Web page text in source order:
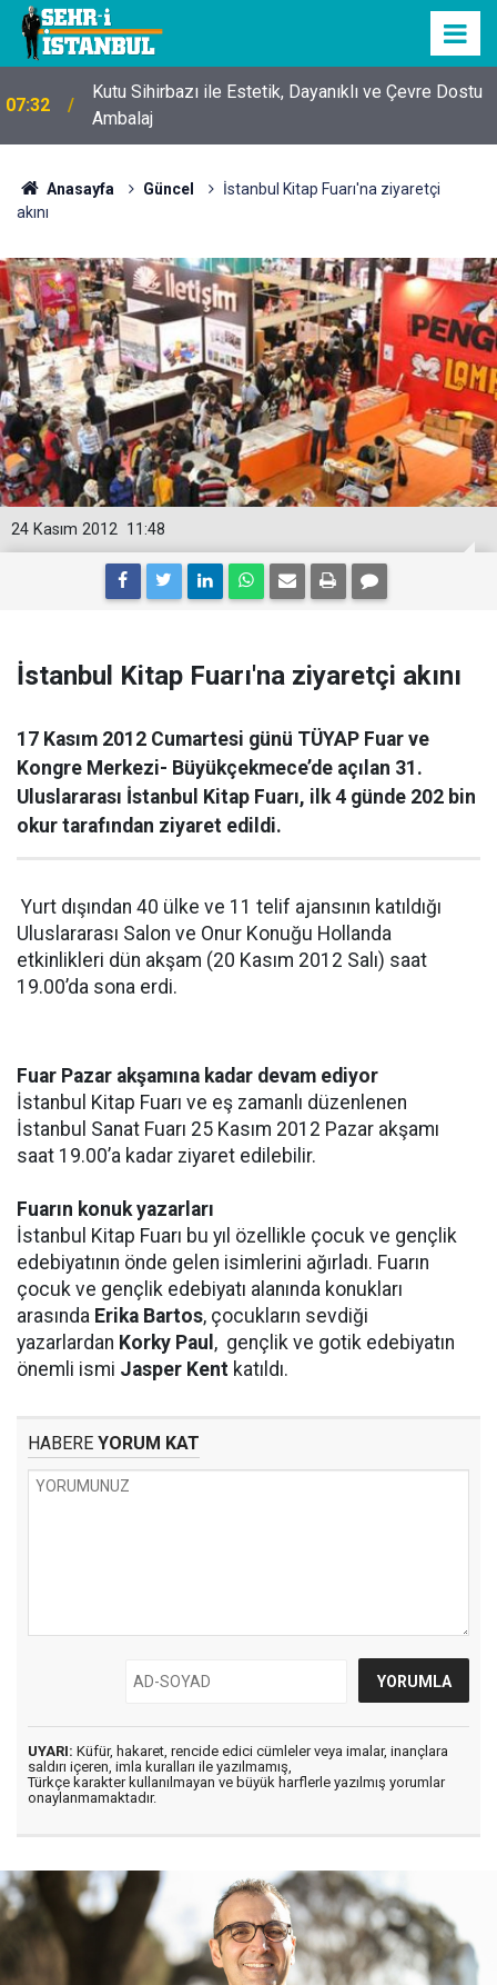
07:32
Kutu Sihirbazı ile Estetik, Dayanıklı ve Çevre Dostu
Ambalaj
Anasayfa Güncel
İstanbul Kitap Fuarı'na ziyaretçi
akını
11:48
24 Kasım 2012
İstanbul Kitap Fuarı'na ziyaretçi akını
17 Kasım 2012 Cumartesi günü TÜYAP Fuar ve
Kongre Merkezi- Büyükçekmece’de açılan 31.
Uluslararası İstanbul Kitap Fuarı, ilk 4 günde 202 bin
okur tarafından ziyaret edildi.
Yurt dışından 40 ülke ve 11 telif ajansının katıldığı
Uluslararası Salon ve Onur Konuğu Hollanda
etkinlikleri dün akşam (20 Kasım 2012 Salı) saat
19.00’da sona erdi.
Fuar Pazar akşamına kadar devam ediyor
İstanbul Kitap Fuarı ve eş zamanlı düzenlenen
İstanbul Sanat Fuarı 25 Kasım 2012 Pazar akşamı
saat 19.00’a kadar ziyaret edilebilir.
Fuarın konuk yazarları
İstanbul Kitap Fuarı bu yıl özellikle çocuk ve gençlik
edebiyatının önde gelen isimlerini ağırladı. Fuarın
çocuk ve gençlik edebiyatı alanında konukları
arasında Erika Bartos, çocukların sevdiği
yazarlardan Korky Paul , gençlik ve gotik edebiyatın
önemli ismi Jasper Kent katıldı.
HABERE YORUM KAT
UYARI: Küfür, hakaret, rencide edici cümleler veya imalar, inançlara
saldırı içeren, imla kuralları ile yazılmamış,
Türkçe karakter kullanılmayan ve büyük harflerle yazılmış yorumlar
onaylanmamaktadır.